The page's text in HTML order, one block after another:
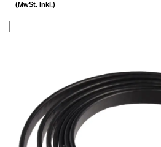
(MwSt. Inkl.)